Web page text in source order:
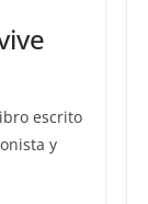
escrito
y